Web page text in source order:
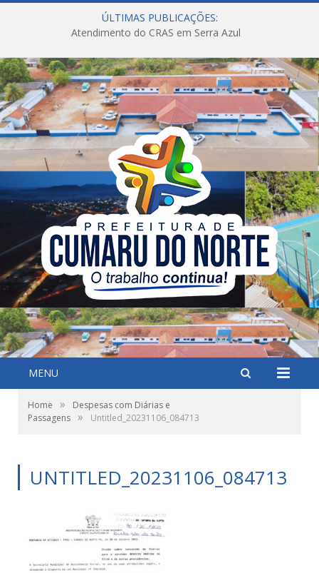
ÚLTIMAS PUBLICAÇÕES:
Atendimento do CRAS em Serra Azul
MENU
Home »
Despesas com Diárias e
Passagens » Untitled_20231106_084713
UNTITLED_20231106_084713